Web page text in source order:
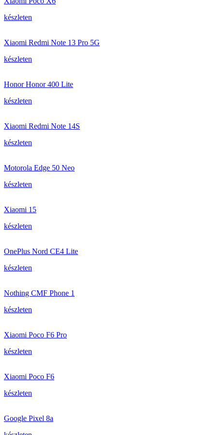
készleten
Xiaomi Redmi Note 13 Pro 5G
készleten
Honor Honor 400 Lite
készleten
Xiaomi Redmi Note 14S
készleten
Motorola Edge 50 Neo
készleten
Xiaomi 15
készleten
OnePlus Nord CE4 Lite
készleten
Nothing CMF Phone 1
készleten
Xiaomi Poco F6 Pro
készleten
Xiaomi Poco F6
készleten
Google Pixel 8a